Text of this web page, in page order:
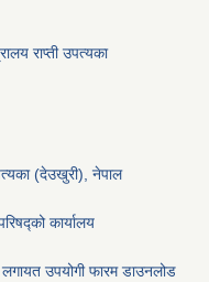
राप्ती उपत्यका
(देउखुरी), नेपाल
कार्यालय
उपयोगी फारम डाउनलोड